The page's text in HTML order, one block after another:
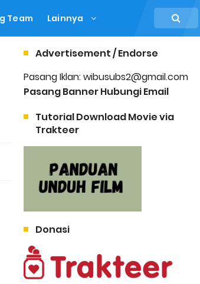
Team Lainnya
Advertisement / Endorse
Pasang Iklan: wibusubs2@gmail.com
Pasang Banner Hubungi Email
Tutorial Download Movie via
Trakteer
Donasi